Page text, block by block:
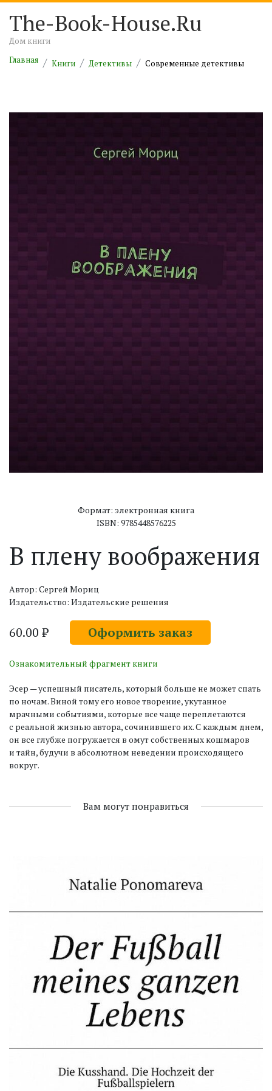
The-Book-House.Ru
Дом книги
Главная
Книги Детективы Современные детективы
Формат: электронная книга
ISBN: 9785448576225
В плену воображения
Автор: Сергей Мориц
Издательство: Издательские решения
60.00 ₽ Оформить заказ
Ознакомительный фрагмент книги
Эсер — успешный писатель, который больше не может спать
по ночам. Виной тому его новое творение, укутанное
мрачными событиями, которые все чаще переплетаются
с реальной жизнью автора, сочинившего их. С каждым днем,
он все глубже погружается в омут собственных кошмаров
и тайн, будучи в абсолютном неведении происходящего
вокруг.
Вам могут понравиться